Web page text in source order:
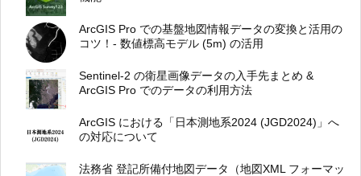
ArcGIS Pro での基盤地図情報データの変換と活用の
コツ！- 数値標高モデル (5m) の活用
Sentinel-2 の衛星画像データの入手先まとめ &
ArcGIS Pro でのデータの利用方法
ArcGIS における「日本測地系2024 (JGD2024)」へ
の対応について
法務省 登記所備付地図データ（地図XML フォーマッ